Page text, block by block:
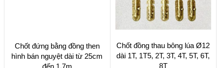
phẩm
này
Chốt đứng bằng đồng then
hình bán nguyệt dài từ 25cm
đến 1.7m
phẩm
này
Chốt đồng thau bông lúa Ø12
dài 1T, 1T5, 2T, 3T, 4T, 5T, 6T,
8T